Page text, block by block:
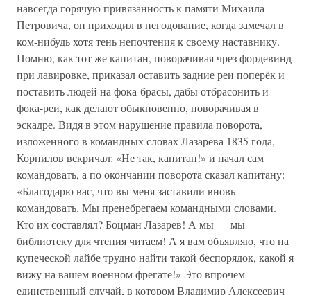
навсегда горячую привязанность к памяти Михаила
Петровича, он приходил в негодование, когда замечал в
ком-нибудь хотя тень непочтения к своему наставнику.
Помню, как тот же капитан, поворачивая чрез фордевинд
при лавировке, приказал оставить задние реи поперёк и
поставить людей на фока-брасы, дабы отбрасонить и
фока-реи, как делают обыкновенно, поворачивая в
эскадре. Видя в этом нарушение правила поворота,
изложенного в командных словах Лазарева 1835 года,
Корнилов вскричал: «Не так, капитан!» и начал сам
командовать, а по окончании поворота сказал капитану:
«Благодарю вас, что вы меня заставили вновь
командовать. Мы пренебрегаем командными словами.
Кто их составлял? Боцман Лазарев! А мы — мы
библиотеку для чтения читаем! А я вам объявляю, что на
купеческой лайбе трудно найти такой беспорядок, какой я
вижу на вашем военном фрегате!» Это впрочем
единственный случай, в котором Владимир Алексеевич